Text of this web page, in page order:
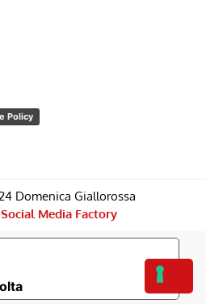
Policy
Domenica Giallorossa
Social Media Factory
Relative Alla Privacy